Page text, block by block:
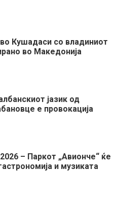
Кушадаси со владиниот
во Македонија
јазик од
е провокација
– Паркот „Авионче“ ќе
и музиката